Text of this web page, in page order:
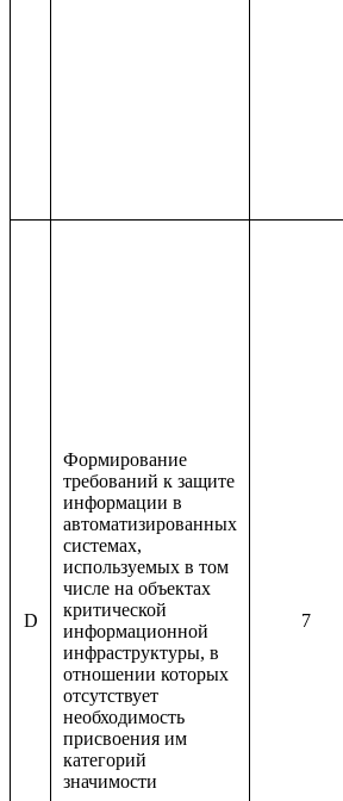
D
Формирование
требований к защите
информации в
автоматизированных
системах,
используемых в том
числе на объектах
критической
информационной
инфраструктуры, в
отношении которых
отсутствует
необходимость
присвоения им
категорий
значимости
7